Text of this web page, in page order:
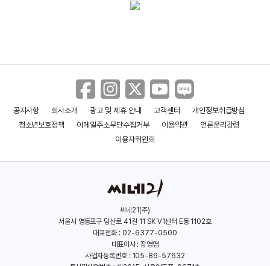
공지사항 회사소개 광고 및 제휴 안내 고객센터
개인정보취급방침
청소년보호정책
이메일주소무단수집거부 이용약관
언론윤리강령
이용자위원회
씨네21(주)
서울시 영등포구 당산로 41길 11 SK V1센터 E동 1102호
대표전화 : 02-6377-0500
대표이사 : 장영엽
사업자등록번호 : 105-86-57632